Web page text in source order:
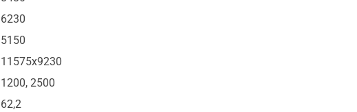
6230
5150
11575x9230
1200, 2500
62,2